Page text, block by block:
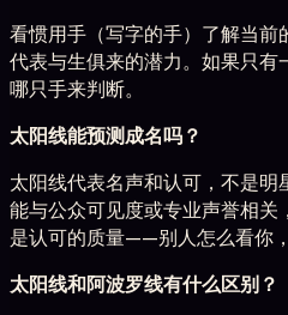
看惯用手（写字的手）了解当
代表与生俱来的潜力。如果只有
哪只手来判断。
太阳线能预测成名吗？
太阳线代表名声和认可，不是
能与公众可见度或专业声誉相关
是认可的质量——别人怎么看你
太阳线和阿波罗线有什么区别？